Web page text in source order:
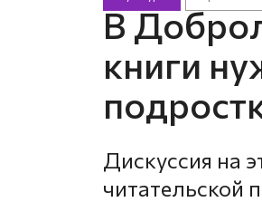
В
книги
Дискуссия на